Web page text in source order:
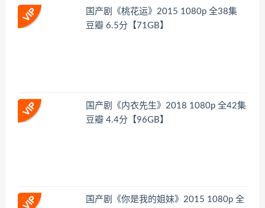
国产剧《桃花运》2015 1080p 全38集
豆瓣 6.5分【71GB】
国产剧《内衣先生》2018 1080p 全42集
豆瓣 4.4分【96GB】
国产剧《你是我的姐妹》2015 1080p 全